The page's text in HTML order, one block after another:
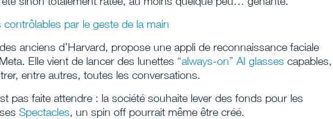
contrôlables par le geste de la main
anciens d’Harvard, propose une appli de reconnaissance faciale
Elle vient de lancer des lunettes “always-on” AI glasses capables,
entre autres, toutes les conversations.
pas faite attendre : la société souhaite lever des fonds pour les
Spectacles, un spin off pourrait même être créé.